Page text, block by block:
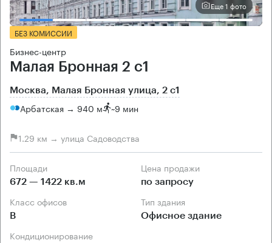
Еще 1 фото
БЕЗ КОМИССИИ
Бизнес-центр
Малая Бронная 2 с1
Москва, Малая Бронная улица, 2 с1
Арбатская → 940 м ~9 мин
1.29 км → улица Садоводства
Площади
672 — 1422 кв.м
Цена продажи
по запросу
Класс офисов
B
Тип здания
Офисное здание
Кондиционирование